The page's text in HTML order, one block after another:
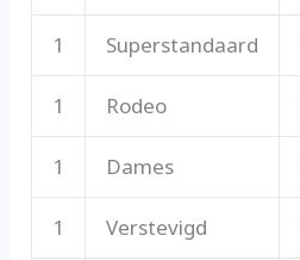
1 Superstandaard
1 Rodeo
1 Dames
1 Verstevigd